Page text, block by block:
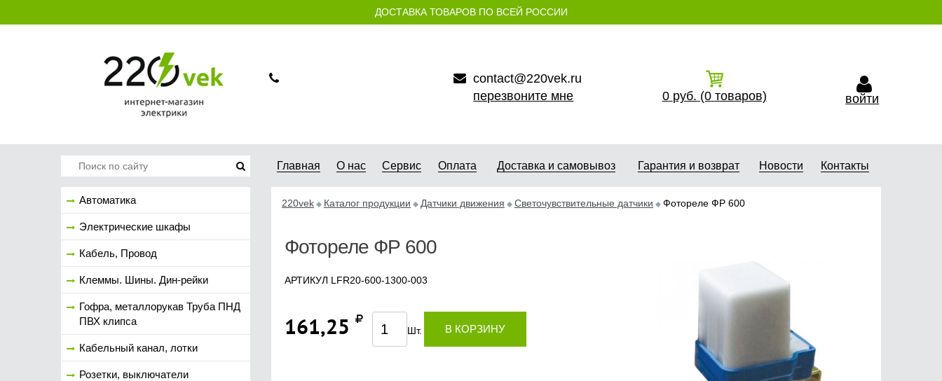
ДОСТАВКА ТОВАРОВ ПО ВСЕЙ РОССИИ
contact@220vek.ru
перезвоните мне
0 руб. (0 товаров) войти
Автоматика
Электрические шкафы
Кабель, Провод
Клеммы. Шины. Дин-рейки
Гофра, металлорукав Труба ПНД
ПВХ клипса
Кабельный канал, лотки
Розетки, выключатели
Главная О нас Сервис Оплата Доставка и самовывоз Гарантия и возврат Новости Контакты
220vek Каталог продукции Датчики движения Светочувствительные датчики Фотореле ФР 600
Фотореле ФР 600
АРТИКУЛ LFR20-600-1300-003
161,25 Шт. В КОРЗИНУ